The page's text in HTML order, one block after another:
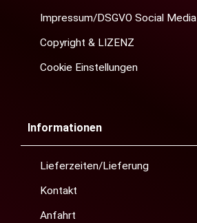
Impressum/DSGVO Social Media
Copyright & LIZENZ
Cookie Einstellungen
Informationen
Lieferzeiten/Lieferung
Kontakt
Anfahrt